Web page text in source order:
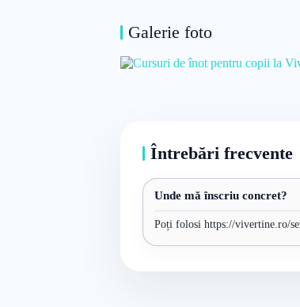
Galerie foto
Întrebări frecvente
Unde mă înscriu concret?
Poți folosi https://vivertine.ro/